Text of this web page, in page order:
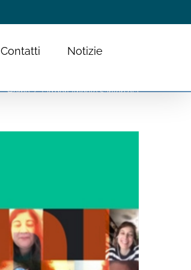
Contatti Notizie
Home Tag:don Angelo Santorsola